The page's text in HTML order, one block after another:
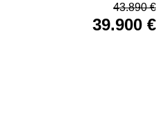
43.890€
39.900 €